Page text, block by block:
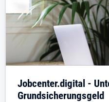
Jobcenter.digital -
Grundsicherungsgeld